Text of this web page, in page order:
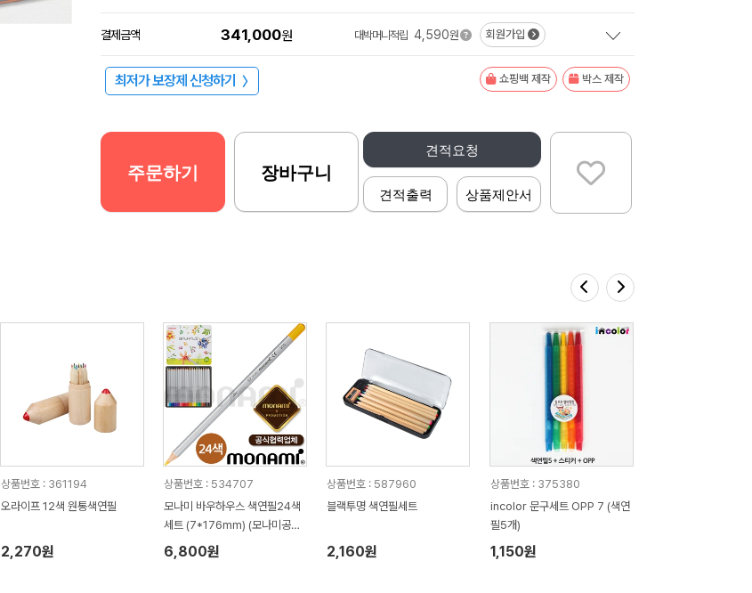
결제금액 341,000원 대박머니적립 4,590원 회원가입
최저가 보장제 신청하기 〉 쇼핑백 제작 박스 제작
견적요청
견적출력 상품제안서
주문하기 장바구니
상품번호 : 361194
오라이프 12색 원통색연필
2,270원
상품번호 : 534707
모나미 바우하우스 색연필24색
세트 (7*176mm) (모나미공식
협력업체)
6,800원
상품번호 : 587960
블랙투명 색연필세트
2,160원
상품번호 : 375380
incolor 문구세트 OPP 7 (색연
필5개)
1,150원